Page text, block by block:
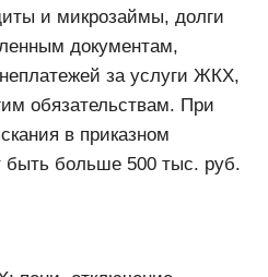
и микрозаймы, долги
документам,
за услуги ЖКХ,
обязательствам. При
в приказном
быть больше 500 тыс. руб.